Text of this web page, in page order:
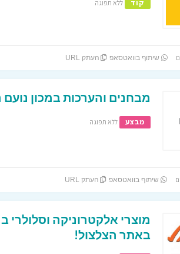
קוד ללא תפוגה
שיתוף בוואטסאפ העתק URL
מבחנים והערכות במכון
מבצע ללא תפוגה
שיתוף בוואטסאפ העתק URL
מוצרי אלקטרוניקה
באתר הצלצול!